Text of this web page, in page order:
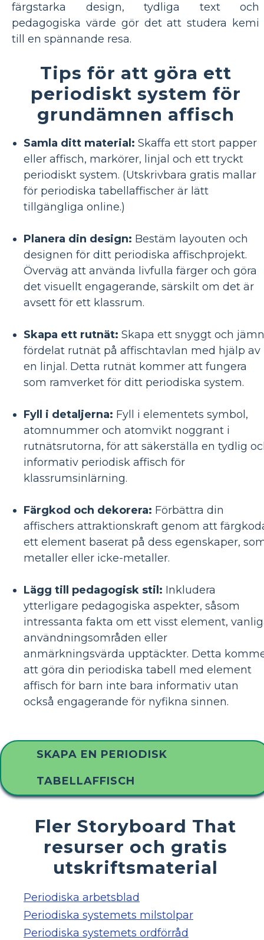
färgstarka design, tydliga text och
pedagogiska värde gör det att studera kemi
till en spännande resa.
Tips för att göra ett
periodiskt system för
grundämnen affisch
Samla ditt material: Skaffa ett stort papper
eller affisch, markörer, linjal och ett tryckt
periodiskt system. (Utskrivbara gratis mallar
för periodiska tabellaffischer är lätt
tillgängliga online.)
Planera din design: Bestäm layouten och
designen för ditt periodiska affischprojekt.
Överväg att använda livfulla färger och göra
det visuellt engagerande, särskilt om det är
avsett för ett klassrum.
Skapa ett rutnät: Skapa ett snyggt och
fördelat rutnät på affischtavlan med hjälp av
en linjal. Detta rutnät kommer att fungera
som ramverket för ditt periodiska system.
Fyll i detaljerna: Fyll i elementets symbol,
atomnummer och atomvikt noggrant i
rutnätsrutorna, för att säkerställa en tydlig
informativ periodisk affisch för
klassrumsinlärning.
Färgkod och dekorera: Förbättra din
affischers attraktionskraft genom att
ett element baserat på dess egenskaper,
metaller eller icke-metaller.
Lägg till pedagogisk stil: Inkludera
ytterligare pedagogiska aspekter, såsom
intressanta fakta om ett visst element,
användningsområden eller
anmärkningsvärda upptäckter. Detta
att göra din periodiska tabell med element
affisch för barn inte bara informativ utan
också engagerande för nyfikna sinnen.
SKAPA EN PERIODISK
TABELLAFFISCH
Fler Storyboard That
resurser och gratis
utskriftsmaterial
Periodiska arbetsblad
Periodiska systemets milstolpar
Periodiska systemets ordförråd